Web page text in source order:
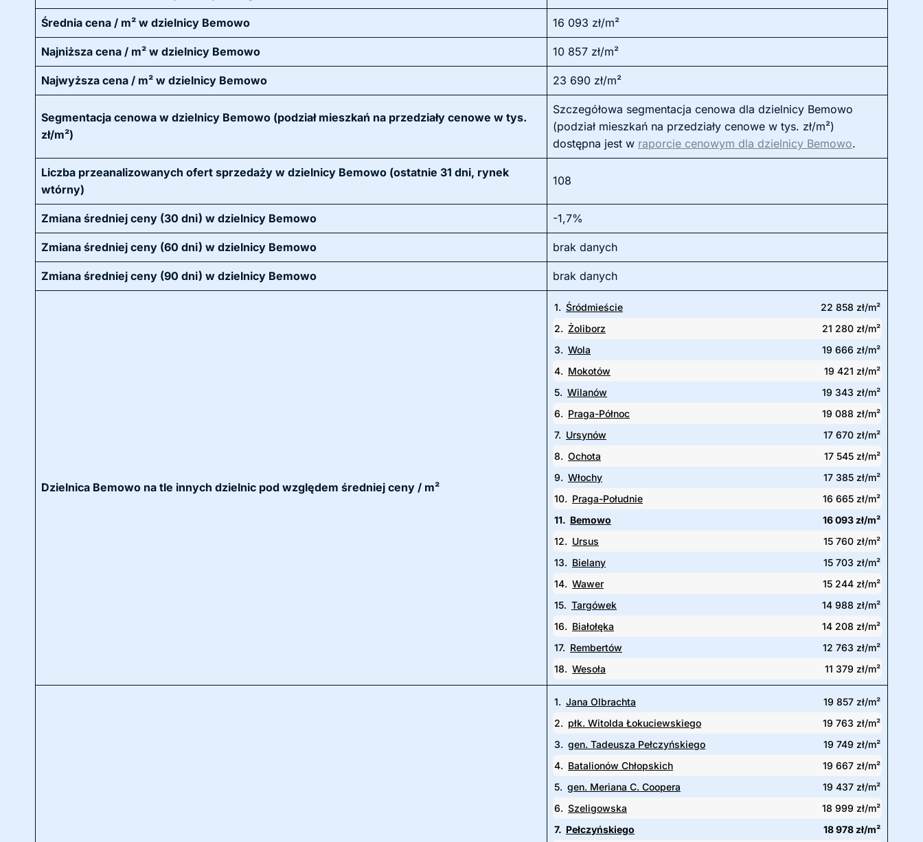
Średnia cena / m² w dzielnicy Bemowo 16 093 zł/m²
Najniższa cena / m² w dzielnicy Bemowo 10 857 zł/m²
Najwyższa cena / m² w dzielnicy Bemowo 23 690 zł/m²
Segmentacja cenowa w dzielnicy Bemowo (podział mieszkań na przedziały cenowe w tys.
zł/m²)
Szczegółowa segmentacja cenowa dla dzielnicy Bemowo
(podział mieszkań na przedziały cenowe w tys. zł/m²)
dostępna jest w raporcie cenowym dla dzielnicy Bemowo.
Liczba przeanalizowanych ofert sprzedaży w dzielnicy Bemowo (ostatnie 31 dni, rynek
wtórny)
108
Zmiana średniej ceny (30 dni) w dzielnicy Bemowo -1,7%
Zmiana średniej ceny (60 dni) w dzielnicy Bemowo brak danych
Zmiana średniej ceny (90 dni) w dzielnicy Bemowo brak danych
Dzielnica Bemowo na tle innych dzielnic pod względem średniej ceny / m²
1. Śródmieście
22 858 zł/m²
2. Żoliborz
21 280 zł/m²
3. Wola
19 666 zł/m²
4. Mokotów
19 421 zł/m²
5. Wilanów
19 343 zł/m²
6. Praga-Północ
19 088 zł/m²
7. Ursynów
17 670 zł/m²
8. Ochota
17 545 zł/m²
9. Włochy
17 385 zł/m²
10. Praga-Południe
16 665 zł/m²
11. Bemowo
16 093 zł/m²
12. Ursus
15 760 zł/m²
13. Bielany
15 703 zł/m²
14. Wawer
15 244 zł/m²
15. Targówek
14 988 zł/m²
16. Białołęka
14 208 zł/m²
17. Rembertów
12 763 zł/m²
18. Wesoła 11 379 zł/m²
1. Jana Olbrachta
19 857 zł/m²
2. płk. Witolda Łokuciewskiego
19 763 zł/m²
3. gen. Tadeusza Pełczyńskiego
19 749 zł/m²
4. Batalionów Chłopskich
19 667 zł/m²
5. gen. Meriana C. Coopera
19 437 zł/m²
6. Szeligowska
18 999 zł/m²
7. Pełczyńskiego
18 978 zł/m²